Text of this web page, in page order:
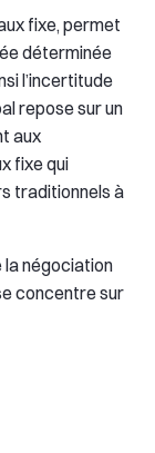
fixe, permet
déterminée
l’incertitude
repose sur un
aux
fixe qui
traditionnels à
la négociation
concentre sur